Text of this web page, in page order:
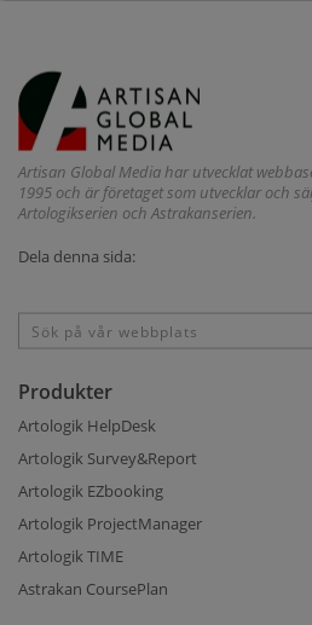
Artisan Global Media har utvecklat
1995 och är företaget som utvecklar och
Artologikserien och Astrakanserien.
Dela denna sida:
Produkter
Artologik HelpDesk
Artologik Survey&Report
Artologik EZbooking
Artologik ProjectManager
Artologik TIME
Astrakan CoursePlan